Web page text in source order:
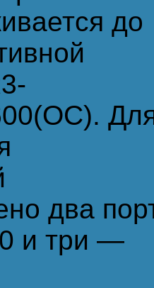
до
два
и три —